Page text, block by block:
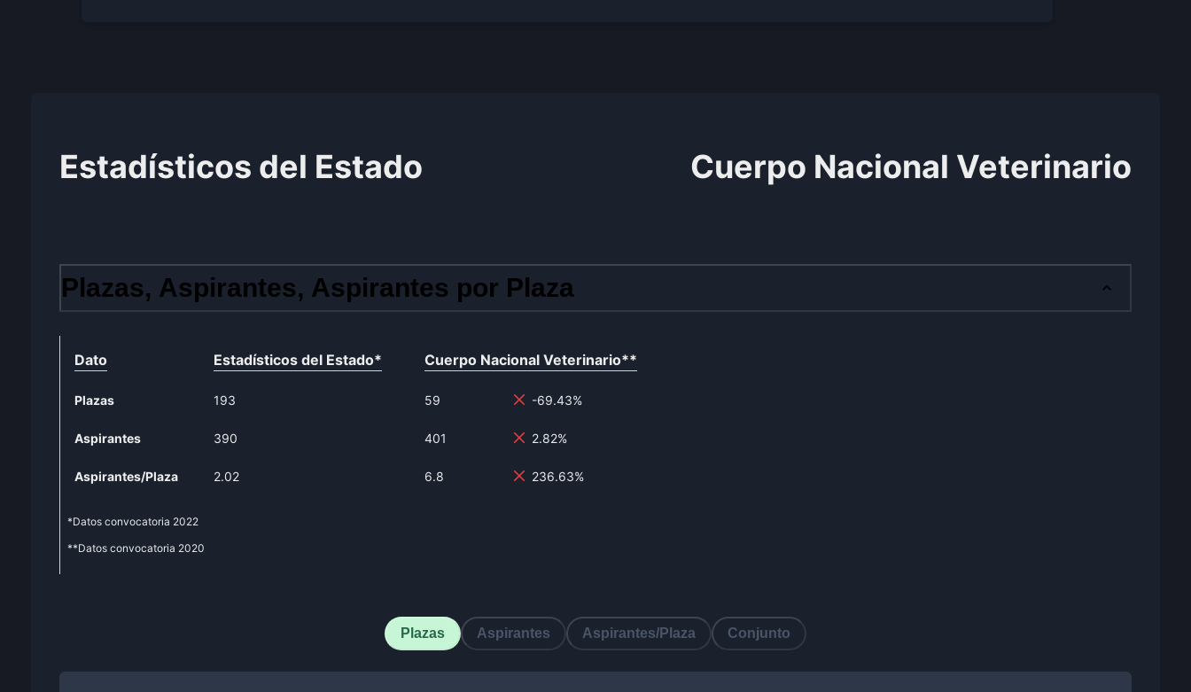
Estadísticos del Estado Cuerpo Nacional Veterinario
Plazas, Aspirantes, Aspirantes por Plaza
Dato Estadísticos del Estado*
Plazas 193
Aspirantes 390
Aspirantes/Plaza 2.02
Cuerpo Nacional Veterinario**
59 -69.43%
401 2.82%
6.8 236.63%
*Datos convocatoria 2022
**Datos convocatoria 2020
Plazas Aspirantes Aspirantes/Plaza Conjunto